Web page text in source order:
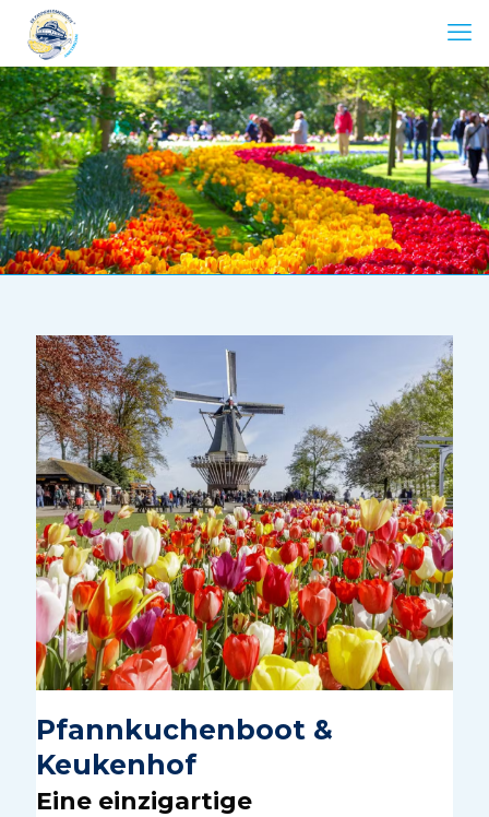
Pfannkuchenboot &
Keukenhof
Eine einzigartige